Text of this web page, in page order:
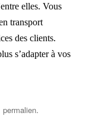
elles. Vous
transport
des clients.
s’adapter à vos
permalien.